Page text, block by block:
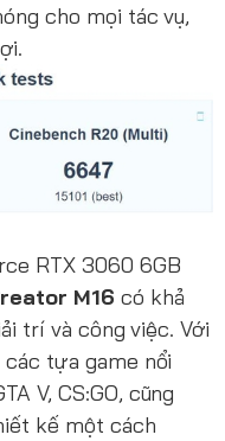
cho mọi tác vụ,
RTX 3060 6GB
M16 có khả
trí và công việc. Với
tựa game nổi
V, CS:GO, cũng
kế một cách